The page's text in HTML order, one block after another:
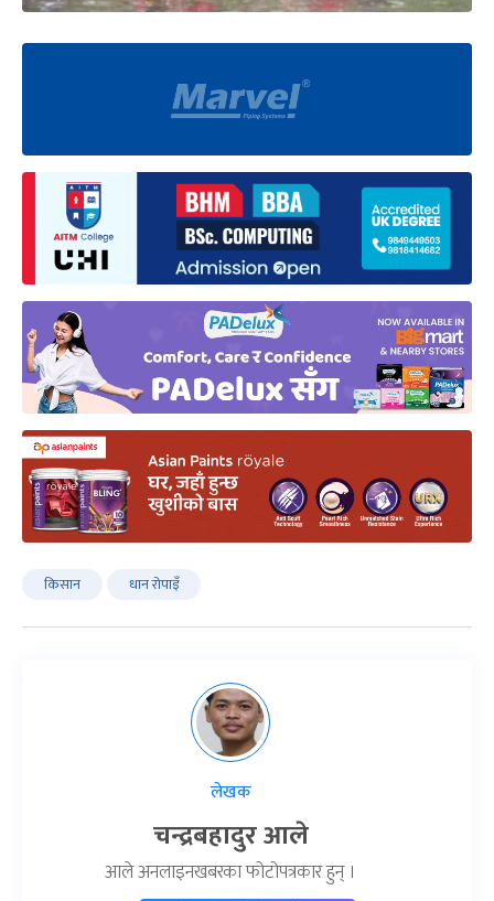
किसान धान रोपाइँ
लेखक
चन्द्रबहादुर आले
आले अनलाइनखबरका फोटोपत्रकार हुन् ।